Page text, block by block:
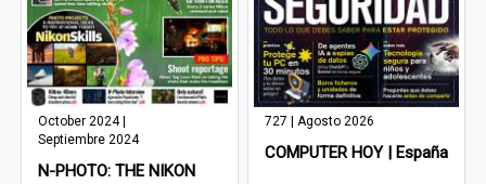
October 2024 |
Septiembre 2024
N-PHOTO: THE NIKON
727 | Agosto 2026
COMPUTER HOY | España